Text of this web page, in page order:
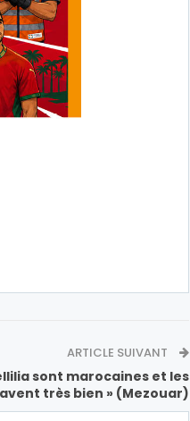
ARTICLE SUIVANT
sont marocaines et les
très bien » (Mezouar)